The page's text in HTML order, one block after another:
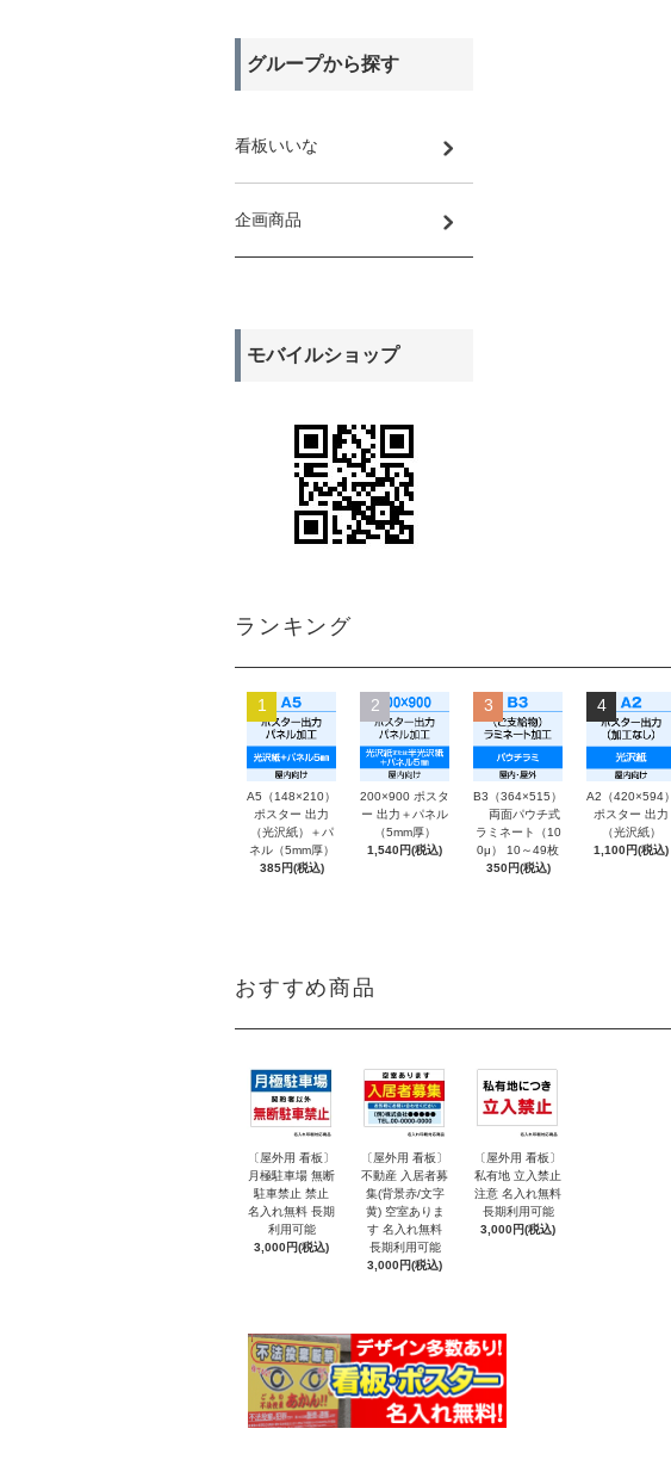
グループから探す
看板いいな
企画商品
モバイルショップ
ランキング
1
A5（148×210）
ポスター 出力
（光沢紙）＋パ
ネル（5mm厚）
385円(税込)
2
200×900 ポスタ
ー 出力＋パネル
（5mm厚）
1,540円(税込)
3
B3（364×515）
両面パウチ式
ラミネート（10
0μ） 10～49枚
350円(税込)
4
A2（420×594）
ポスター 出力
（光沢紙）
1,100円(税込)
おすすめ商品
〔屋外用 看板〕
月極駐車場 無断
駐車禁止 禁止
名入れ無料 長期
利用可能
3,000円(税込)
〔屋外用 看板〕
不動産 入居者募
集(背景赤/文字
黄) 空室ありま
す 名入れ無料
長期利用可能
3,000円(税込)
〔屋外用 看板〕
私有地 立入禁止
注意 名入れ無料
長期利用可能
3,000円(税込)